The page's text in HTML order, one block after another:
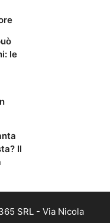
le
Il
SRL - Via Nicola